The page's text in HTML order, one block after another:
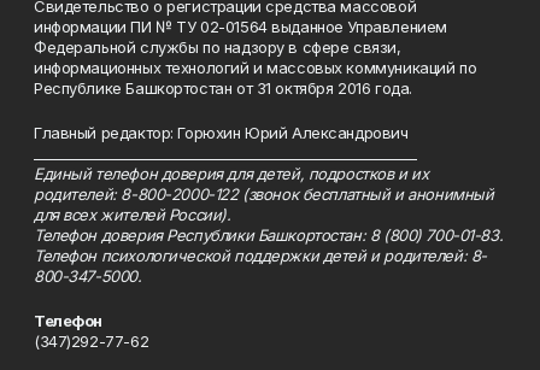
Свидетельство о регистрации средства массовой
информации ПИ № ТУ 02-01564 выданное Управлением
Федеральной службы по надзору в сфере связи,
информационных технологий и массовых коммуникаций по
Республике Башкортостан от 31 октября 2016 года.
Главный редактор: Горюхин Юрий Александрович
Единый телефон доверия для детей, подростков и их
родителей: 8-800-2000-122 (звонок бесплатный и анонимный
для всех жителей России).
Телефон доверия Республики Башкортостан: 8 (800) 700-01-83.
Телефон психологической поддержки детей и родителей: 8-
800-347-5000.
Телефон
(347)292-77-62